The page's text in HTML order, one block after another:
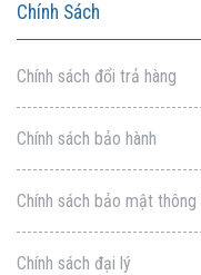
Chính Sách
Chính sách đổi trả hàng
Chính sách bảo hành
Chính sách bảo mật thông
Chính sách đại lý